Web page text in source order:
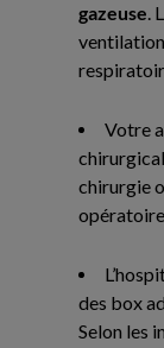
gazeuse.
Votre
chirurgie
des box
Selon les